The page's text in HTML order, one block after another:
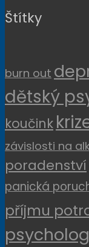
Štítky
burn out
dětský
koučink
závislosti na
poradenství
panická
příjmu